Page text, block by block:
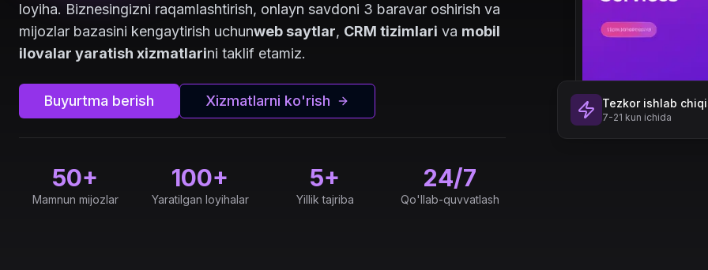
loyiha. Biznesingizni raqamlashtirish, onlayn savdoni 3 baravar oshirish va
mijozlar bazasini kengaytirish uchunweb saytlar, CRM tizimlari va mobil
ilovalar yaratish xizmatlarini taklif etamiz.
Buyurtma berish Xizmatlarni ko'rish
50+
Mamnun mijozlar
100+
Yaratilgan loyihalar
5+
Yillik tajriba
24/7
Qo'llab-quvvatlash
Tezkor ishlab
7-21 kun ichida